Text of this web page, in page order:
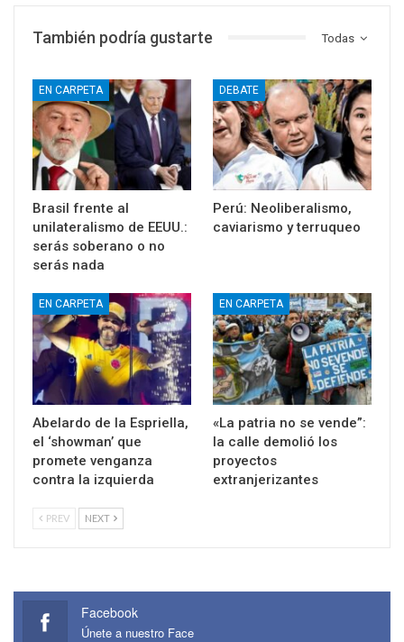
Todas
También podría gustarte
EN CARPETA
Brasil frente al
unilateralismo de EEUU.:
serás soberano o no
serás nada
DEBATE
Perú: Neoliberalismo,
caviarismo y terruqueo
EN CARPETA
Abelardo de la Espriella,
el ‘showman’ que
promete venganza
contra la izquierda
EN CARPETA
«La patria no se vende”:
la calle demolió los
proyectos
extranjerizantes
PREV NEXT
Facebook
Únete a nuestro Face